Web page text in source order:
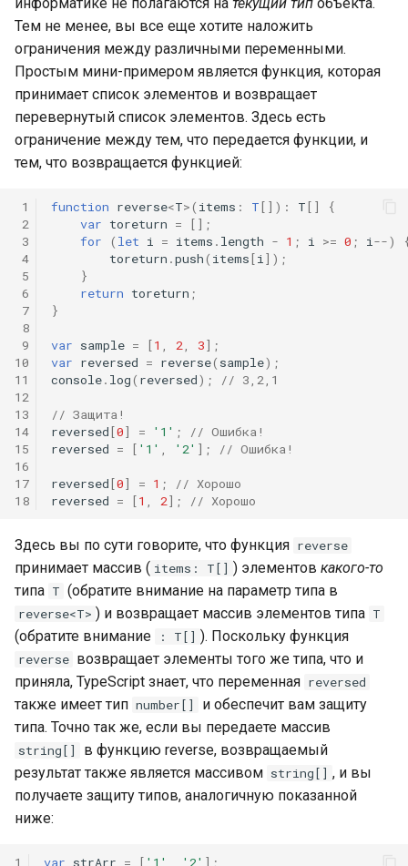
Тем не менее, вы все еще хотите наложить
ограничения между различными переменными.
Простым мини-примером является функция, которая
принимает список элементов и возвращает
перевернутый список элементов. Здесь есть
ограничение между тем, что передается функции, и
тем, что возвращается функцией:
1
2
3
4
5
6
7
8
9
10
11
12
13
14
15
16
17
18
function reverse<T>( items : T[]) : T[]
{
var toreturn =
[];
for
( let i = items . length - 1 ; i >= 0 ; i --)
toreturn .push( items[i ]);
}
return toreturn ;
}
var sample = [1 2 3];
var reversed = reverse( sample);
console. log( reversed); // 3,2,1
// Защита!
reversed[0] = '1' ;
// Ошибка!
reversed = [ '1' '2' ]; // Ошибка!
reversed[0] = 1 ;
// Хорошо
reversed = [1 2]; // Хорошо
Здесь вы по сути говорите, что функция reverse
принимает массив ( items: T[] ) элементов какого-то
типа T (обратите внимание на параметр типа в
reverse<T> ) и возвращает массив элементов типа T
(обратите внимание : T[] ). Поскольку функция
reverse возвращает элементы того же типа, что и
приняла, TypeScript знает, что переменная reversed
также имеет тип number[]
и обеспечит вам защиту
типа. Точно так же, если вы передаете массив
string[]
в функцию reverse, возвращаемый
результат также является массивом string[] , и вы
получаете защиту типов, аналогичную показанной
ниже:
1 var strArr = [ '1' '2' ];